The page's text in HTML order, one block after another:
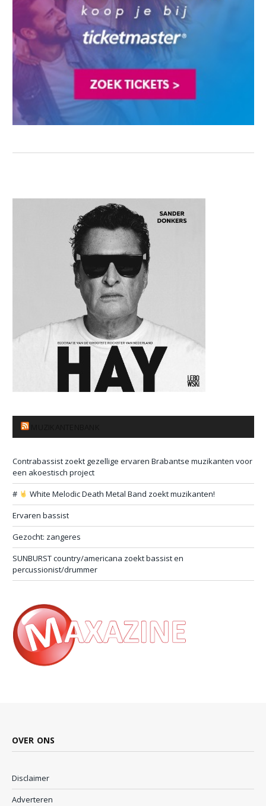
Contrabassist zoekt gezellige ervaren Brabantse muzikanten voor
een akoestisch project
#
White Melodic Death Metal Band zoekt muzikanten!
Ervaren bassist
Gezocht: zangeres
SUNBURST country/americana zoekt bassist en
percussionist/drummer
OVER ONS
Disclaimer
Adverteren